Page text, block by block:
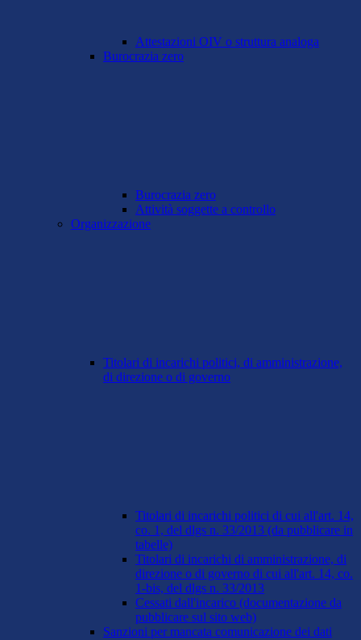
Attestazioni OIV o struttura analoga
Burocrazia zero
Burocrazia zero
Attività soggette a controllo
Organizzazione
Titolari di incarichi politici, di amministrazione,
di direzione o di governo
Titolari di incarichi politici di cui all'art. 14,
co. 1, del dlgs n. 33/2013 (da pubblicare in
tabelle)
Titolari di incarichi di amministrazione, di
direzione o di governo di cui all'art. 14, co.
1-bis, del dlgs n. 33/2013
Cessati dall'incarico (documentazione da
pubblicare sul sito web)
Sanzioni per mancata comunicazione dei dati